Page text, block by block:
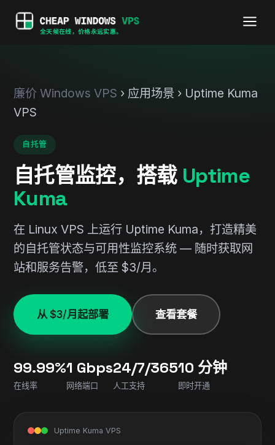
全天候在线，价格永远实惠。
廉价 Windows VPS › 应用场景 › Uptime Kuma
VPS
自托管
自托管监控，搭载 Uptime
Kuma
在 Linux VPS 上运行 Uptime Kuma，打造精美
的自托管状态与可用性监控系统 — 随时获取网
站和服务告警，低至 $3/月。
从 $3/月起部署 查看套餐
99.99%
在线率
1 Gbps
网络端口
24/7/365
人工支持
10 分钟
即时开通
Uptime Kuma VPS